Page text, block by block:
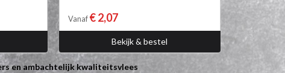
Vanaf € 2,07
Bekijk & bestel
en ambachtelijk kwaliteitsvlees